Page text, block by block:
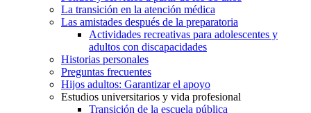
La transición en la atención médica
Las amistades después de la preparatoria
Actividades recreativas para adolescentes y
adultos con discapacidades
Historias personales
Preguntas frecuentes
Hijos adultos: Garantizar el apoyo
Estudios universitarios y vida profesional
Transición de la escuela pública